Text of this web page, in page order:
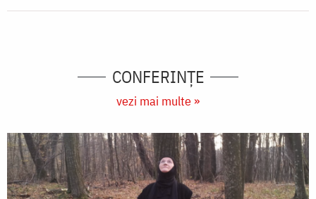
CONFERINȚE
vezi mai multe »